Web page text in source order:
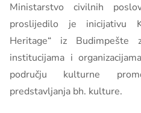
Ministarstvo civilnih
proslijedilo je inicijativu
Heritage“ iz Budimpešte
institucijama i
području kulturne
predstavljanja bh. kulture.